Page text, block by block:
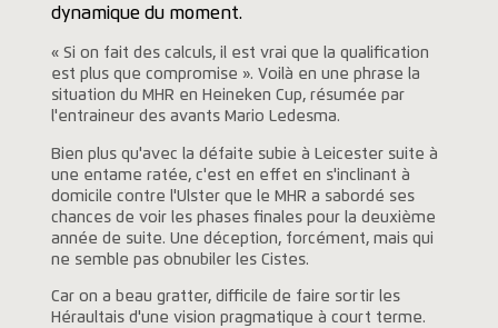
dynamique du moment.
« Si on fait des calculs, il est vrai que la qualification
est plus que compromise ». Voilà en une phrase la
situation du MHR en Heineken Cup, résumée par
l'entraineur des avants Mario Ledesma.
Bien plus qu'avec la défaite subie à Leicester suite à
une entame ratée, c'est en effet en s'inclinant à
domicile contre l'Ulster que le MHR a sabordé ses
chances de voir les phases finales pour la deuxième
année de suite. Une déception, forcément, mais qui
ne semble pas obnubiler les Cistes.
Car on a beau gratter, difficile de faire sortir les
Héraultais d'une vision pragmatique à court terme.